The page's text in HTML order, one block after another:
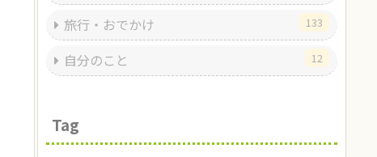
旅行・おでかけ 133
自分のこと 12
Tag